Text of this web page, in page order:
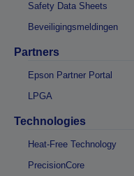
Safety Data Sheets
Beveiligingsmeldingen
Partners
Epson Partner Portal
LPGA
Technologies
Heat-Free Technology
PrecisionCore